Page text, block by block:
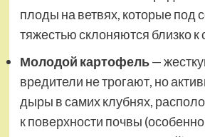
плоды на ветвях, которые под
тяжестью склоняются близко
Молодой картофель—
вредители не трогают, но
дыры в самих клубнях,
к поверхности почвы